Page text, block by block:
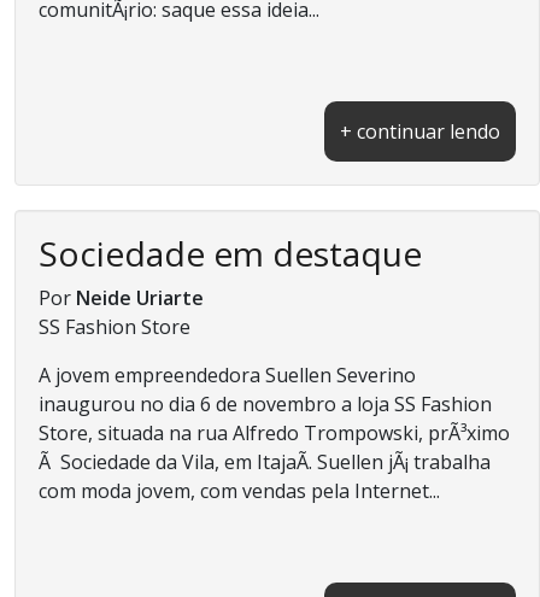
comunitÃ¡rio: saque essa ideia...
+ continuar lendo
Sociedade em destaque
Por Neide Uriarte
SS Fashion Store
A jovem empreendedora Suellen Severino
inaugurou no dia 6 de novembro a loja SS Fashion
Store, situada na rua Alfredo Trompowski, prÃ³ximo
Ã Sociedade da Vila, em ItajaÃ­. Suellen jÃ¡ trabalha
com moda jovem, com vendas pela Internet...